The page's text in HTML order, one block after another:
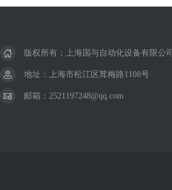
版权所有：上海国与自动化设备有限公司
地址：上海市松江区茸梅路1108号
邮箱：2521197248@qq.com